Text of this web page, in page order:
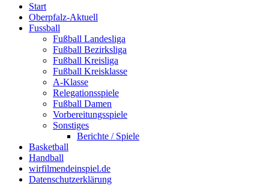
Start
Oberpfalz-Aktuell
Fussball
Fußball Landesliga
Fußball Bezirksliga
Fußball Kreisliga
Fußball Kreisklasse
A-Klasse
Relegationsspiele
Fußball Damen
Vorbereitungsspiele
Sonstiges
Berichte / Spiele
Basketball
Handball
wirfilmendeinspiel.de
Datenschutzerklärung